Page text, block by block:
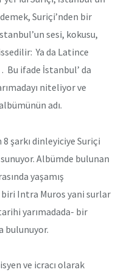
Suriçi’nden bir
sesi, kokusu,
Ya da Latince
ifade İstanbul’ da
niteliyor ve
adı.
şarkı dinleyiciye Suriçi
Albümde bulunan
yaşamış
biri Intra Muros yani surlar
yarımadada- bir
bulunuyor.
ve icracı olarak